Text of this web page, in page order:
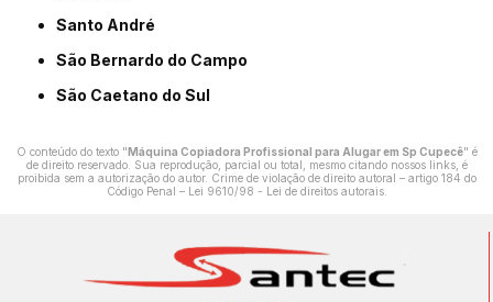
Santo André
São Bernardo do Campo
São Caetano do Sul
O conteúdo do texto "Máquina Copiadora Profissional para Alugar em Sp Cupecê" é
de direito reservado. Sua reprodução, parcial ou total, mesmo citando nossos links, é
proibida sem a autorização do autor. Crime de violação de direito autoral – artigo 184 do
Código Penal – Lei 9610/98 - Lei de direitos autorais.